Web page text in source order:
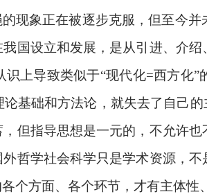
现象正在被逐步克服，但至今
国设立和发展，是从引进、介
上导致类似于“现代化=西方化
基础和方法论，就失去了自己
但指导思想是一元的，不允许
哲学社会科学只是学术资源，
个方面、各个环节，才有主体性